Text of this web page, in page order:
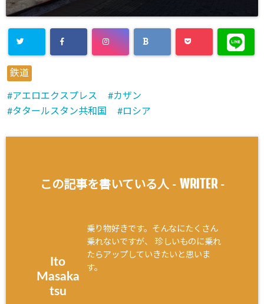
鉄道
アエロエクスプレス
カザン
タタールスタン共和国
ロシア
この記事を書いている人 - WRITER-
Ito
Masaka
tsu
乗り物好きです。そんなにたくさん
乗れないですが、 珍しいものに乗れ
たらアップしていきたいと思いま
す。